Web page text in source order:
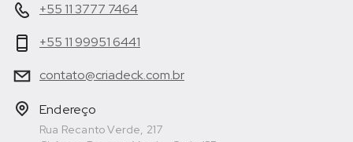
+55 11 3777 7464
+55 11 99951 6441
contato@criadeck.com.br
Endereço
Rua Recanto Verde, 217